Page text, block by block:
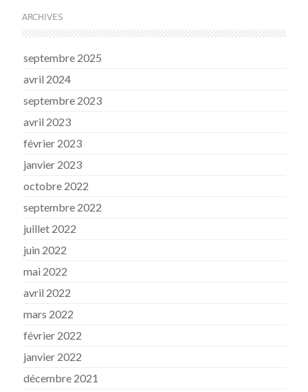
ARCHIVES
septembre 2025
avril 2024
septembre 2023
avril 2023
février 2023
janvier 2023
octobre 2022
septembre 2022
juillet 2022
juin 2022
mai 2022
avril 2022
mars 2022
février 2022
janvier 2022
décembre 2021